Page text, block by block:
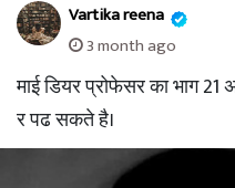
Vartika reena
3 month ago
माई डियर प्रोफेसर का भाग
र पढ सकते है।